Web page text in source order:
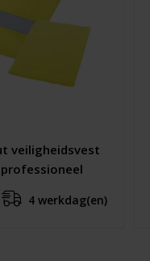
veiligheidsvest
4 werkdag(en)